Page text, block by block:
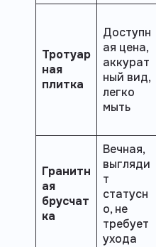
Тротуар
ная
плитка
Доступн
ая цена,
аккурат
ный вид,
легко
мыть
Гранитн
ая
брусчат
ка
Вечная,
выгляди
т
статусн
о, не
требует
ухода